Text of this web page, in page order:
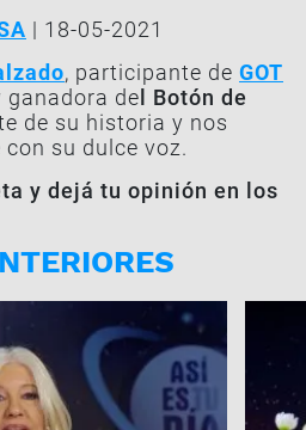
| 18-05-2021
, participante de GOT
ganadora de l Botón de
de su historia y nos
su dulce voz.
y dejá tu opinión en los